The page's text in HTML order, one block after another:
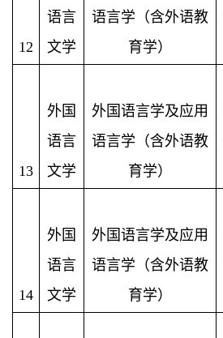
12
语言
文学
语言学（含外语教
育学）
13
外国
语言
文学
外国语言学及应用
语言学（含外语教
育学）
14
外国
语言
文学
外国语言学及应用
语言学（含外语教
育学）